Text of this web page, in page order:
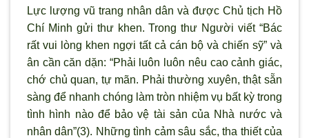
Lực lượng vũ trang nhân dân và được Chủ tịch Hồ
Chí Minh gửi thư khen. Trong thư Người viết “Bác
rất vui l òng khen ngợi tất cả cán bộ và chiến sỹ” và
ân cần căn dặn: “Phải luôn luôn nêu cao cảnh giác,
chớ chủ quan, tự mãn. Phải thường xuyên, thật sẵn
sàng để nhanh chóng làm tròn nhiệm vụ bất kỳ trong
tình hình nào để bảo vệ tài sản của Nhà nước và
nhân dân”(3). Những tình cảm sâu sắc, tha thiết của